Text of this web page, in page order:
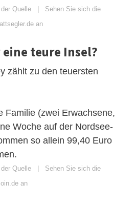
Quelle | Sehen Sie sich die
an
teure Insel?
zählt zu den teuersten
Familie (zwei Erwachsene,
Woche auf der Nordsee-
so allein 99,40 Euro
Quelle | Sehen Sie sich die
an